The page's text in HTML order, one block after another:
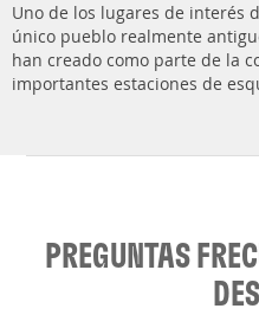
Uno de los lugares de interés
único pueblo realmente
han creado como parte de la
importantes estaciones de
PREGUNTAS